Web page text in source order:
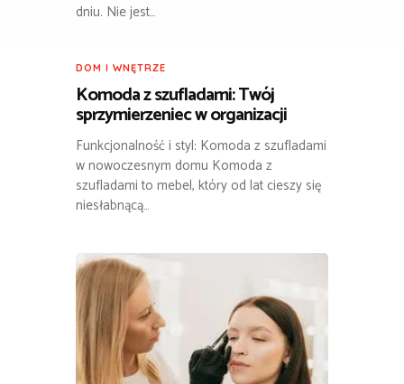
dniu. Nie jest…
DOM I WNĘTRZE
Komoda z szufladami: Twój
sprzymierzeniec w organizacji
Funkcjonalność i styl: Komoda z szufladami
w nowoczesnym domu Komoda z
szufladami to mebel, który od lat cieszy się
niesłabnącą…